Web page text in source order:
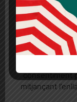
Més
Quan l’usuari
seu
consentiment
mitjançant